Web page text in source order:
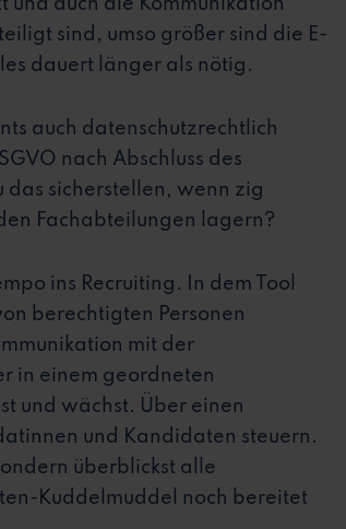
und auch die Kommunikation
sind, umso größer sind die E-
dauert länger als nötig.
auch datenschutzrechtlich
nach Abschluss des
das sicherstellen, wenn zig
Fachabteilungen lagern?
ins Recruiting. In dem Tool
berechtigten Personen
mit der
in einem geordneten
und wächst. Über einen
und Kandidaten steuern.
überblickst alle
Kuddelmuddel noch bereitet